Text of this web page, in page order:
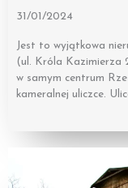
31/01/2024
Jest to wyjątkowa
(ul. Króla Kazimierza
w samym centrum
kameralnej uliczce.